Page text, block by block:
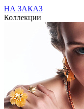
НА ЗАКАЗ
Коллекции